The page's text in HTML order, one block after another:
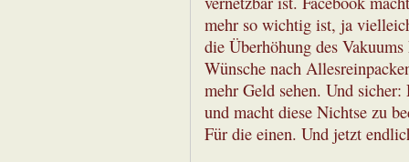
mehr so wichtig ist, ja
die Überhöhung des
Wünsche nach
mehr Geld sehen. Und
und macht diese Nichtse zu
Für die einen. Und jetzt